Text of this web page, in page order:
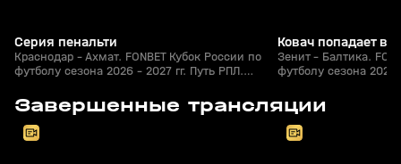
Серия пенальти
Краснодар - Ахмат. FONBET Кубок России по
футболу сезона 2026 - 2027 гг. Путь РПЛ.
Ковач попадает в
Зенит - Балтика.
футболу сезона 2026
Завершенные трансляции
05 авг, 20:30